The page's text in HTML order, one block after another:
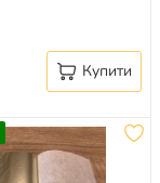
Купити